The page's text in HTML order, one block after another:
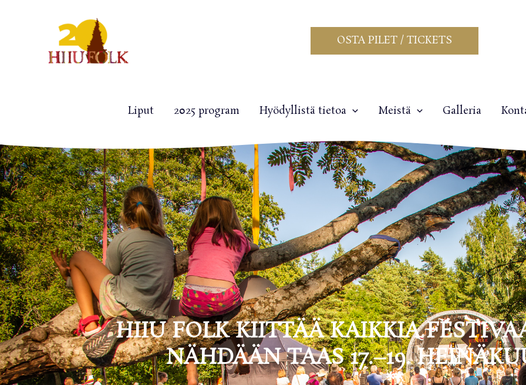
OSTA PILET / TICKETS
Liput 2025 program Hyödyllistä tietoa Meistä Galleria
HIIU FOLK KIITTÄÄ KAIKKIA
NÄHDÄÄN TAAS 17.–19.